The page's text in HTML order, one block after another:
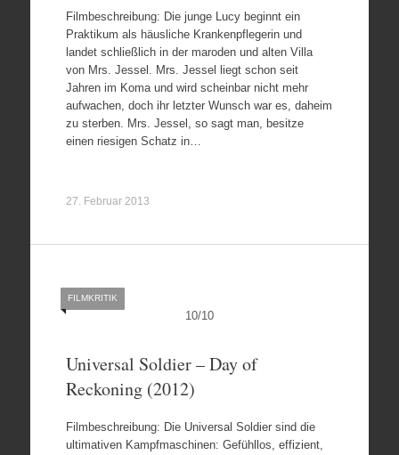
Filmbeschreibung: Die junge Lucy beginnt ein
Praktikum als häusliche Krankenpflegerin und
landet schließlich in der maroden und alten Villa
von Mrs. Jessel. Mrs. Jessel liegt schon seit
Jahren im Koma und wird scheinbar nicht mehr
aufwachen, doch ihr letzter Wunsch war es, daheim
zu sterben. Mrs. Jessel, so sagt man, besitze
einen riesigen Schatz in…
27. Februar 2013
10/10
FILMKRITIK
Universal Soldier – Day of
Reckoning (2012)
Filmbeschreibung: Die Universal Soldier sind die
ultimativen Kampfmaschinen: Gefühllos, effizient,